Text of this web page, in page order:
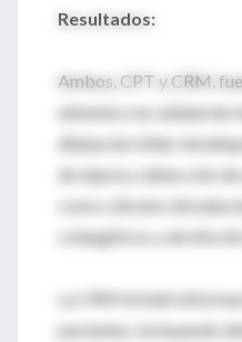
Resultados:
Ambos, CPT y CRM,
atinente a la calidad de
dilatación biliar
de injuria y detección
como cálculos
colangíticos y atrofia
La CRM brindó
pacientes, incluyendo